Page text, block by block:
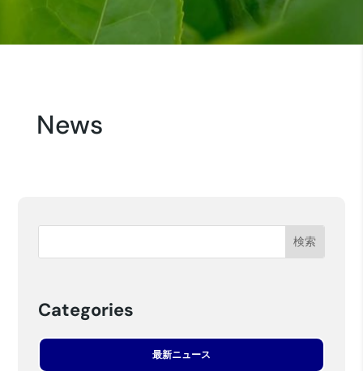
News
Categories
最新ニュース